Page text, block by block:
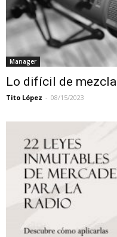
Manager
Lo difícil de
Tito López - 08/15/2023